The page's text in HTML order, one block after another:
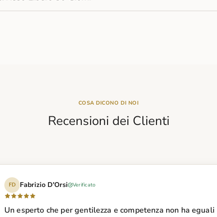
COSA DICONO DI NOI
Recensioni dei Clienti
FD Fabrizio D'Orsi Verificato
Un esperto che per gentilezza e competenza non ha eguali